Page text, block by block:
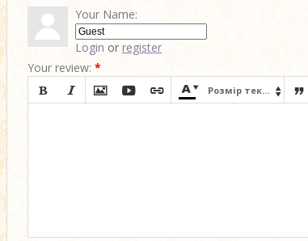
Your Name:
Login or register
Your review: *
      Розмір тексту  